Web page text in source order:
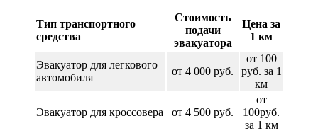
Тип транспортного
средства
Стоимость
подачи
эвакуатора
Цена за
1 км
Эвакуатор для легкового
автомобиля
от 4 000 руб.
от 100
руб. за 1
км
Эвакуатор для кроссовера от 4 500 руб.
от
100руб.
за 1 км